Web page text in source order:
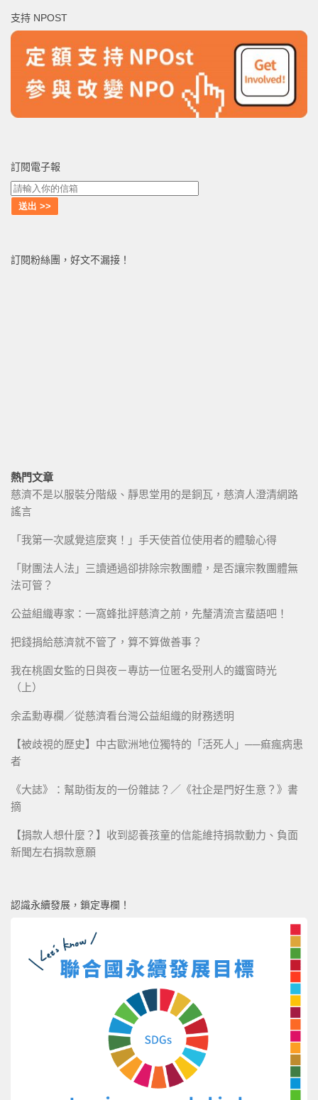
字:
支持 NPOST
訂閱電子報
訂閱粉絲團，好文不漏接！
熱門文章
慈濟不是以服裝分階級、靜思堂用的是銅瓦，慈濟人澄清網路
謠言
「我第一次感覺這麼爽！」手天使首位使用者的體驗心得
「財團法人法」三讀通過卻排除宗教團體，是否讓宗教團體無
法可管？
公益組織專家：一窩蜂批評慈濟之前，先釐清流言蜚語吧！
把錢捐給慈濟就不管了，算不算做善事？
我在桃園女監的日與夜－專訪一位匿名受刑人的鐵窗時光
（上）
余孟勳專欄／從慈濟看台灣公益組織的財務透明
【被歧視的歷史】中古歐洲地位獨特的「活死人」──痲瘋病患
者
《大誌》：幫助街友的一份雜誌？／《社企是門好生意？》書
摘
【捐款人想什麼？】收到認養孩童的信能維持捐款動力、負面
新聞左右捐款意願
認識永續發展，鎖定專欄！